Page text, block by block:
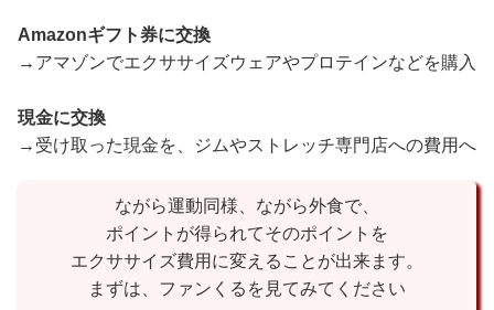
Amazonギフト券に交換
→アマゾンでエクササイズウェアやプロテインなどを購入
現金に交換
→受け取った現金を、ジムやストレッチ専門店への費用へ
ながら運動同様、ながら外食で、
ポイントが得られてそのポイントを
エクササイズ費用に変えることが出来ます。
まずは、ファンくるを見てみてください